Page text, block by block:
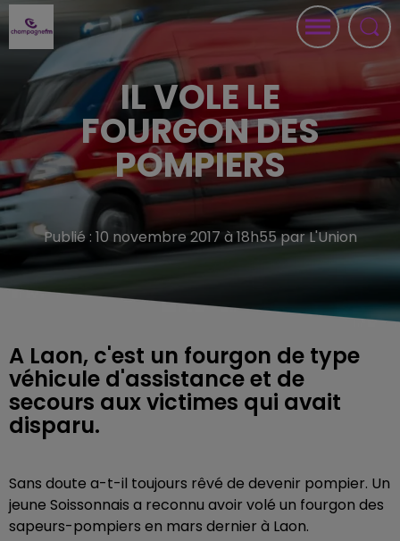
IL VOLE LE
FOURGON DES
POMPIERS
Publié : 10 novembre 2017 à 18h55 par L'Union
A Laon, c'est un fourgon de type
véhicule d'assistance et de
secours aux victimes qui avait
disparu.
Sans doute a-t-il toujours rêvé de devenir pompier. Un
jeune Soissonnais a reconnu avoir volé un fourgon des
sapeurs-pompiers en mars dernier à Laon.